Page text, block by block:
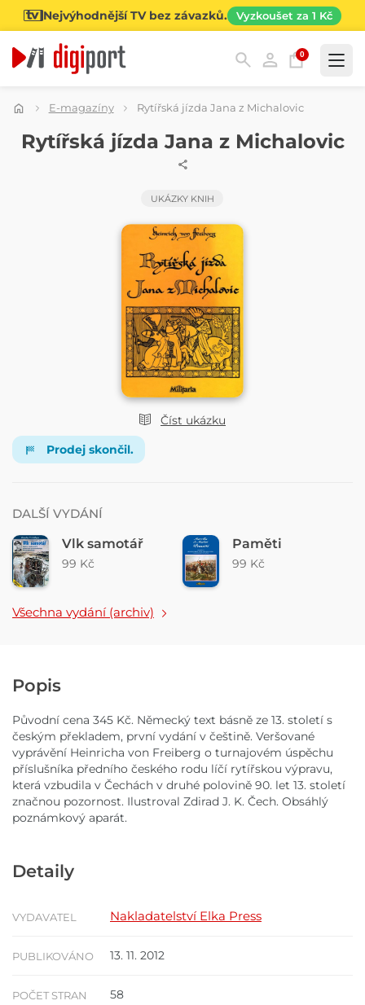
Nejvýhodnější TV bez závazků. Vyzkoušet za 1 Kč
0
Kategorie
E-magazíny Rytířská jízda Jana z Michalovic
Číst ukázku
ČASOPIS
Rytířská jízda Jana z Michalovic
UKÁZKY KNIH
Prodej skončil.
DALŠÍ VYDÁNÍ
Vlk samotář
99 Kč
Paměti
99 Kč
Všechna vydání (archiv)
Popis
Původní cena 345 Kč. Německý text básně ze 13. století s
českým překladem, první vydání v češtině. Veršované
vyprávění Heinricha von Freiberg o turnajovém úspěchu
příslušníka předního českého rodu líčí rytířskou výpravu,
která vzbudila v Čechách v druhé polovině 90. let 13. století
značnou pozornost. Ilustroval Zdirad J. K. Čech. Obsáhlý
poznámkový aparát.
Detaily
VYDAVATEL Nakladatelství Elka Press
PUBLIKOVÁNO 13. 11. 2012
POČET STRAN 58